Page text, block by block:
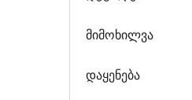
მიმოხილვა
დაყენება